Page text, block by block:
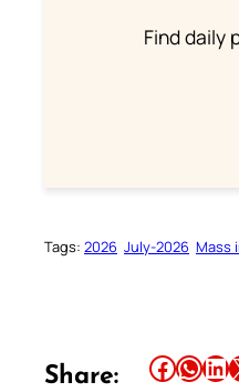
Find daily
Tags: 2026 July-2026 Mass
Share: Share this article on Facebook Share this article on WhatsApp Share this article on LinkedIn Share